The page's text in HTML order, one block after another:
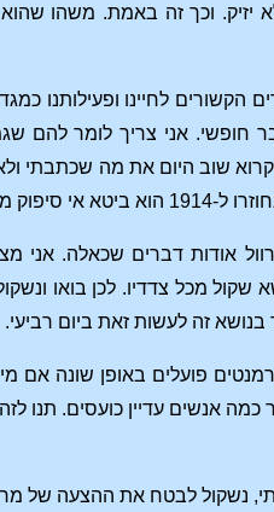
יזיק. וכך זה באמת. משהו
הקשורים לחיינו
אני צריך לומר להם
שוב היום את מה שכתבתי
זו, וכן הלאה.]
אודות דברים שכאלה. אני
מכל צדדיו. לכן בואו
זה לעשות זאת ביום רביעי.
פועלים באופן שונה אם
כמה אנשים עדיין כועסים. תנו
נשקול לבטח את ההצעה של